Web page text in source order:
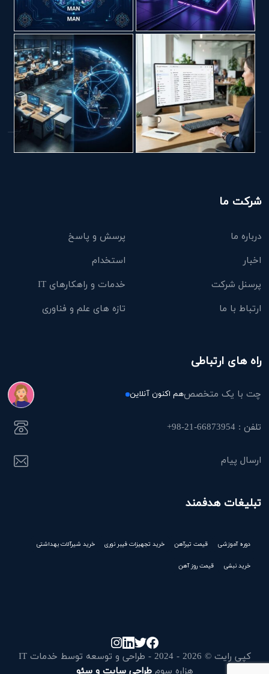
شرکت ما
درباره ما
پرسش و پاسخ
اخبار
استخدام
پرسنل شرکت
خدمات و راهکارهای IT
ارتباط با ما
تازه های علم و فناوری
راه های ارتباطی
چت با یک متخصصهم اکنون آنلاین
تلفن : 66873954-21-98+
ارسال پیام
تبلیغات هدفمند
دوره آموزشی قیمت تیرآهن خرید تجهیزات فیبر نوری خرید شیرآلات بهداشتی
خرید نبشی قیمت روز آهن
کپی رایت © 2026 - 2024 - طراحی و توسعه توسط خدمات IT
هزاره سومطراحی سایت و سئو